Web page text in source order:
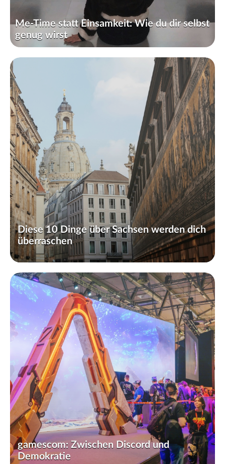
Me-Time statt Einsamkeit: Wie du dir selbst
genug wirst
Diese 10 Dinge über Sachsen werden dich
überraschen
gamescom: Zwischen Discord und
Demokratie